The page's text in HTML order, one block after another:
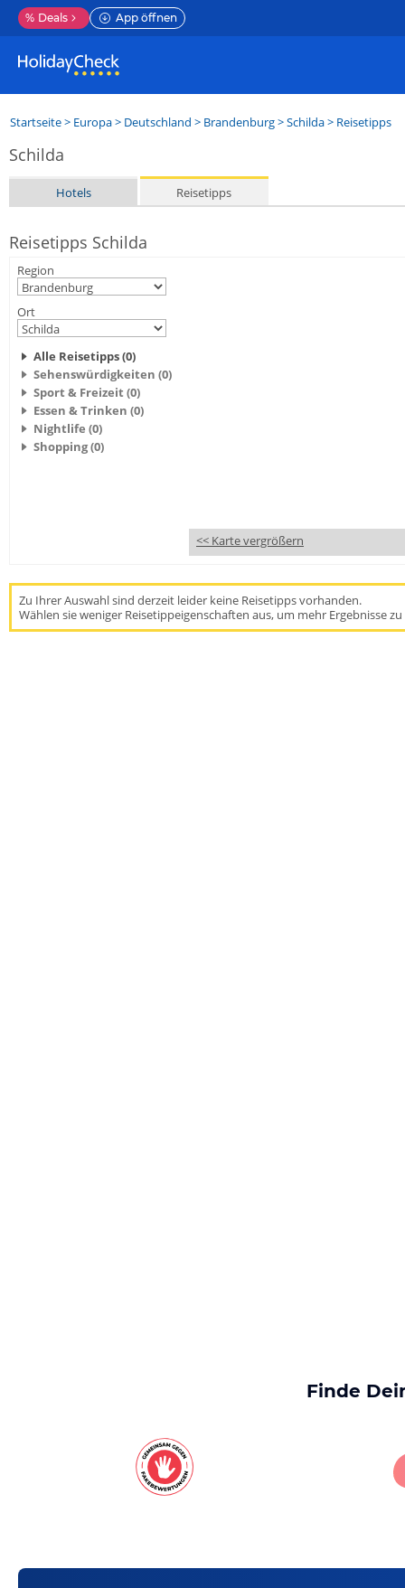
% Deals App öffnen
Startseite> Europa> Deutschland > Brandenburg>Schilda> Reisetipps
Schilda
Hotels Reisetipps
Reisetipps Schilda
Region
Ort
Alle Reisetipps (0)
Sehenswürdigkeiten (0)
Sport & Freizeit (0)
Essen & Trinken (0)
Nightlife (0)
Shopping (0)
<< Karte vergrößern
Zu Ihrer Auswahl sind derzeit leider keine Reisetipps vorhanden.
Wählen sie weniger Reisetippeigenschaften aus, um mehr Ergebnisse
Finde